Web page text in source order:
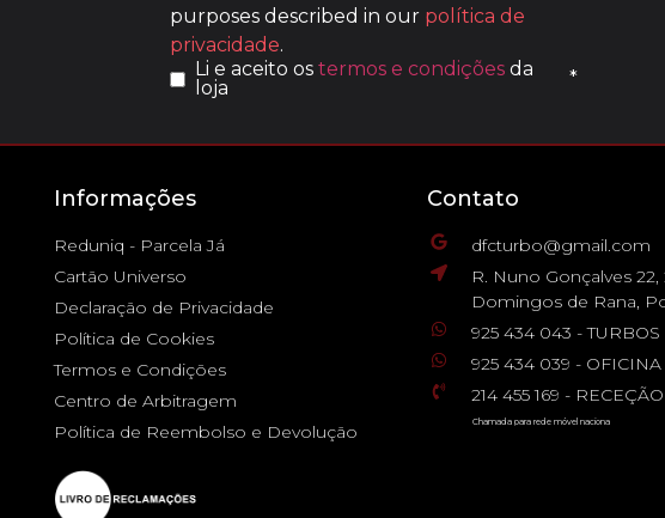
purposes described in our política de
privacidade.
Li e aceito os termos e condições da
loja
*
Informações
Reduniq - Parcela Já
Cartão Universo
Declaração de Privacidade
Política de Cookies
Termos e Condições
Centro de Arbitragem
Política de Reembolso e Devolução
Contato
dfcturbo@gmail.com
R. Nuno Gonçalves 22,
Domingos de Rana,
925 434 043 - TURBOS
925 434 039 - OFICINA
214 455 169 - RECEÇÃO
Chamada para rede móvel naciona